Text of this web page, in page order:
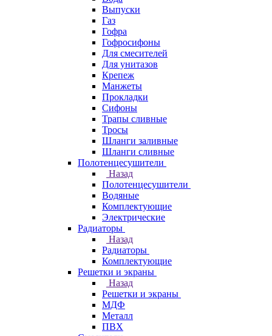
Выпуски
Газ
Гофра
Гофросифоны
Для смесителей
Для унитазов
Крепеж
Манжеты
Прокладки
Сифоны
Трапы сливные
Тросы
Шланги заливные
Шланги сливные
Полотенцесушители
Назад
Полотенцесушители
Водяные
Комплектующие
Электрические
Радиаторы
Назад
Радиаторы
Комплектующие
Решетки и экраны
Назад
Решетки и экраны
МДФ
Металл
ПВХ